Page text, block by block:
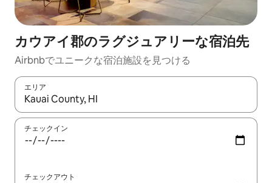
カウアイ郡のラグジュアリーな宿泊先
Airbnbでユニークな宿泊施設を見つける
エリア
検索結果が表示されたら、上下の矢印キーを使って移動するか
チェックイン
チェックアウト